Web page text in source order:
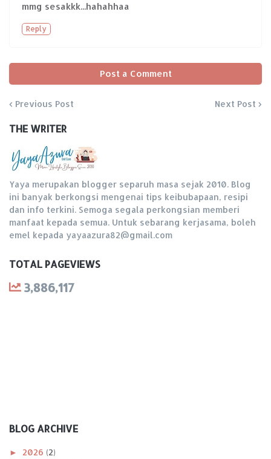
mmg sesakkk...hahahhaa
Reply
Post a Comment
Previous Post Next Post
THE WRITER
Yaya merupakan blogger separuh masa sejak 2010. Blog
ini banyak berkongsi mengenai tips keibubapaan, resipi
dan info terkini. Semoga segala perkongsian memberi
manfaat kepada semua. Untuk sebarang kerjasama, boleh
emel kepada yayaazura82@gmail.com
TOTAL PAGEVIEWS
3,886,117
BLOG ARCHIVE
► 2026 (2)